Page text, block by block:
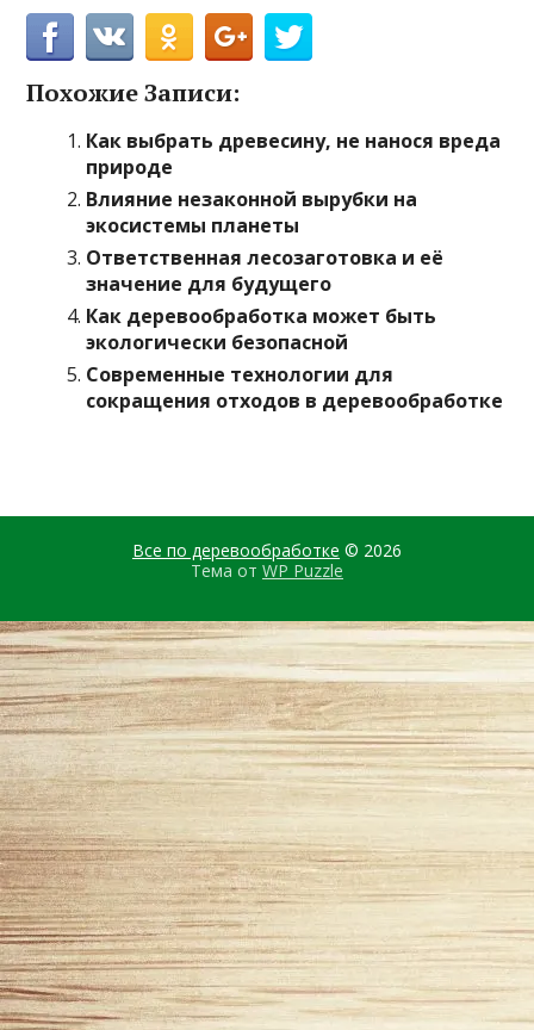
Похожие Записи:
Как выбрать древесину, не нанося вреда
природе
Влияние незаконной вырубки на
экосистемы планеты
Ответственная лесозаготовка и её
значение для будущего
Как деревообработка может быть
экологически безопасной
Современные технологии для
сокращения отходов в деревообработке
Все по деревообработке © 2026
Тема от WP Puzzle